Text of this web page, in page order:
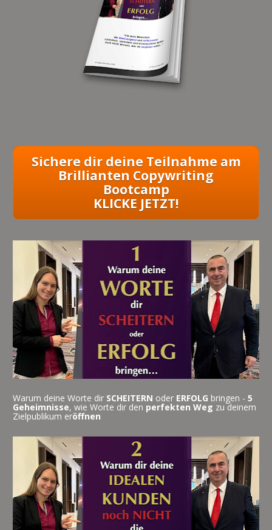
Sichere dir deine Teilnahme am
Brillianten Copywriting
Bootcamp
KLICKE JETZT!
Warum deine Worte dir SCHEITERN oder ERFOLG bringen - 5
Geheimnisse, wie Worte dir den perfekten Weg zu deinem
Zielpublikum eröffnen